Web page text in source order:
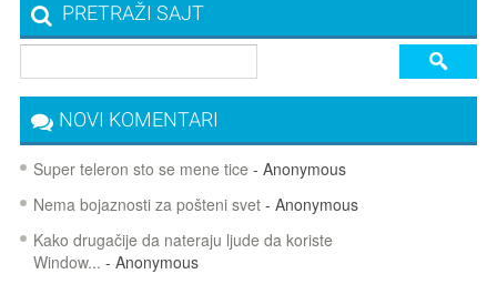
PRETRAŽI SAJT
NOVI KOMENTARI
Super teleron sto se mene tice - Anonymous
Nema bojaznosti za pošteni svet- Anonymous
Kako drugačije da nateraju ljude da koriste
Window... - Anonymous